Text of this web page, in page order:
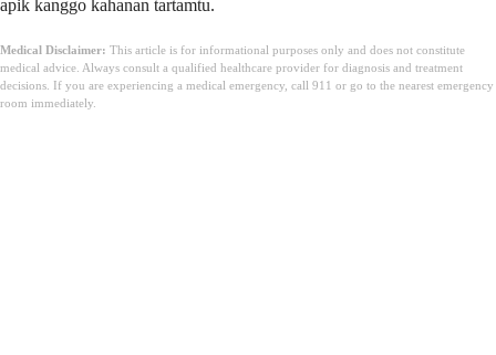
apik kanggo kahanan tartamtu.
Medical Disclaimer: This article is for informational purposes only and does not constitute
medical advice. Always consult a qualified healthcare provider for diagnosis and treatment
decisions. If you are experiencing a medical emergency, call 911 or go to the nearest emergency
room immediately.